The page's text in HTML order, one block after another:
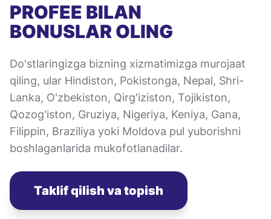
PROFEE BILAN
BONUSLAR OLING
Do'stlaringizga bizning xizmatimizga murojaat
qiling, ular Hindiston, Pokistonga, Nepal, Shri-
Lanka, O'zbekiston, Qirg'iziston, Tojikiston,
Qozog'iston, Gruziya, Nigeriya, Keniya, Gana,
Filippin, Braziliya yoki Moldova pul yuborishni
boshlaganlarida mukofotlanadilar.
Taklif qilish va topish